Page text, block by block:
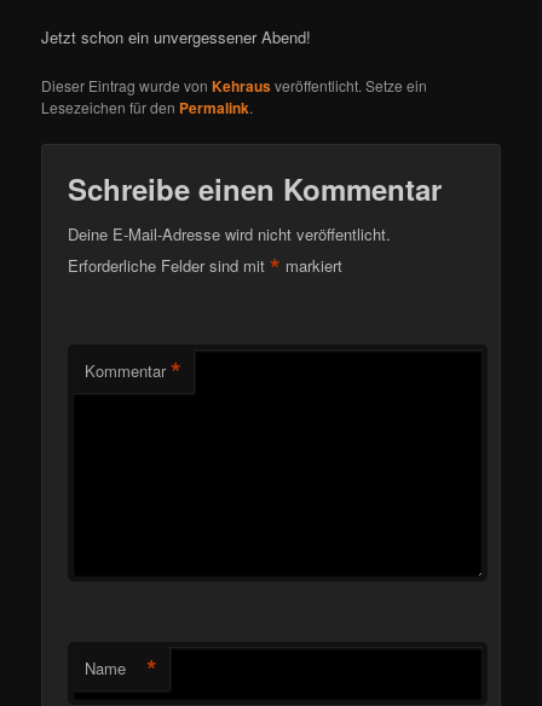
Jetzt schon ein unvergessener Abend!
Dieser Eintrag wurde vonKehrausveröffentlicht. Setze ein
Lesezeichen für den Permalink.
Schreibe einen Kommentar
Deine E-Mail-Adresse wird nicht veröffentlicht.
Erforderliche Felder sind mit* markiert
Kommentar *
Name *